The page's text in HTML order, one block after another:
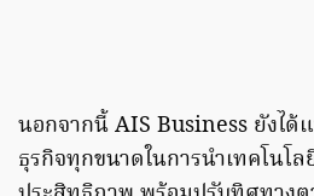
นอกจากนี้ AIS Business ยังได้
ธุรกิจทุกขนาดในการนำเทคโนโล